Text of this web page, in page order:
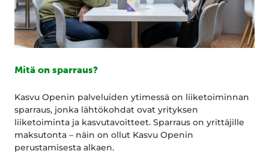
Mitä on sparraus?
Kasvu Openin palveluiden ytimessä on liiketoiminnan
sparraus, jonka lähtökohdat ovat yrityksen
liiketoiminta ja kasvutavoitteet. Sparraus on yrittäjille
maksutonta – näin on ollut Kasvu Openin
perustamisesta alkaen.